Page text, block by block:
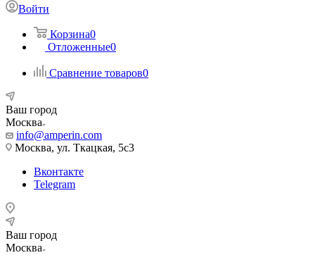
Войти
Корзина0
Отложенные0
Сравнение товаров0
Ваш город
Москва
info@amperin.com
Москва, ул. Ткацкая, 5с3
Вконтакте
Telegram
Ваш город
Москва